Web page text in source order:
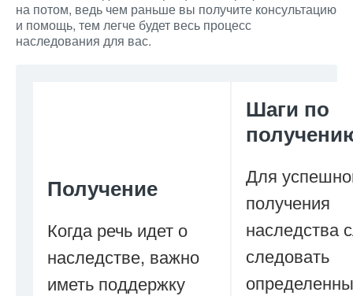
на потом, ведь чем раньше вы получите консультацию
и помощь, тем легче будет весь процесс
наследования для вас.
Получение
Когда речь идет о
наследстве, важно
иметь поддержку
Шаги по
Для
получения
наследства
следовать